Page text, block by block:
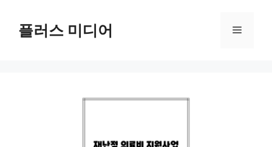
플러스 미디어 메